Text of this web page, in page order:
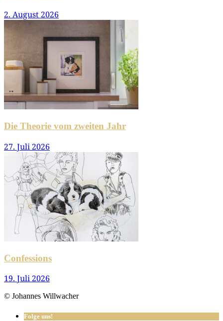
2. August 2026
Die Theorie vom zweiten Jahr
27. Juli 2026
Confessions
19. Juli 2026
© Johannes Willwacher
Folge uns!